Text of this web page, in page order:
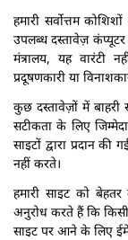
हमारी सर्वोत्तम
उपलब्ध दस्तावेज़ कंप्यूटर
मंत्रालय, यह वारंटी
प्रदूषणकारी या
कुछ दस्तावेज़ों में बाहरी
सटीकता के लिए
साइटों द्वारा प्रदान
नहीं करते।
हमारी साइट को
अनुरोध करते हैं कि
साइट पर आने के लिए